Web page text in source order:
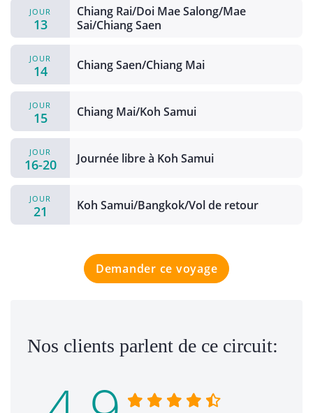
JOUR
13
Chiang Rai/Doi Mae Salong/Mae
Sai/Chiang Saen
JOUR
14 Chiang Saen/Chiang Mai
JOUR
15 Chiang Mai/Koh Samui
JOUR
16-20 Journée libre à Koh Samui
JOUR
21 Koh Samui/Bangkok/Vol de retour
Demander ce voyage
Nos clients parlent de ce circuit: